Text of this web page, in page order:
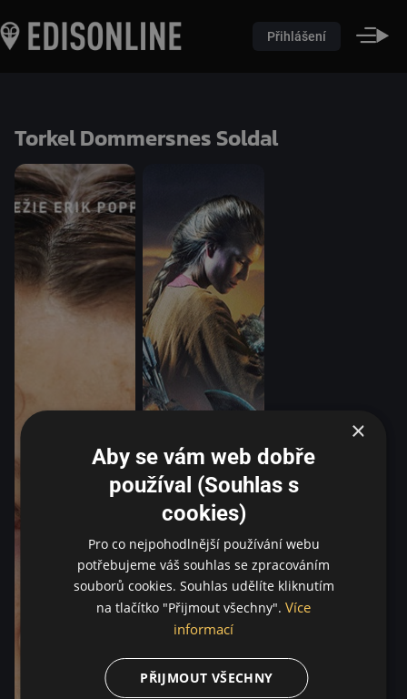
Přihlášení
Torkel Dommersnes Soldal
×
Aby se vám web dobře
používal (Souhlas s
cookies)
Pro co nejpohodlnější používání webu
potřebujeme váš souhlas se zpracováním
souborů cookies. Souhlas udělíte kliknutím
na tlačítko "Přijmout všechny". Více
informací
PŘIJMOUT VŠECHNY